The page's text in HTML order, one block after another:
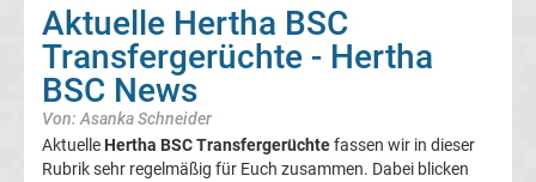
Heidenheim
1846
Transfergerüchte
Aktuelle Hertha BSC
Transfergerüchte - Hertha
BSC News
Von: Asanka Schneider
Aktuelle Hertha BSC Transfergerüchtefassen wir in dieser
Rubrik sehr regelmäßig für Euch zusammen. Dabei blicken